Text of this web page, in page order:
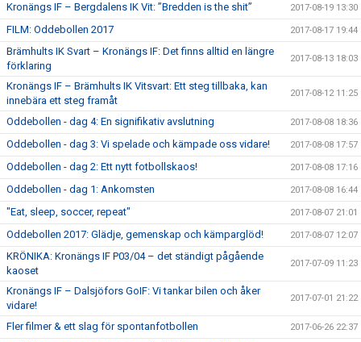
Kronängs IF – Bergdalens IK Vit: ”Bredden is the shit” 2017-08-19 13:30
FILM: Oddebollen 2017 2017-08-17 19:44
Brämhults IK Svart – Kronängs IF: Det finns alltid en längre
förklaring
2017-08-13 18:03
Kronängs IF – Brämhults IK Vitsvart: Ett steg tillbaka, kan
innebära ett steg framåt
2017-08-12 11:25
Oddebollen - dag 4: En signifikativ avslutning 2017-08-08 18:36
Oddebollen - dag 3: Vi spelade och kämpade oss vidare! 2017-08-08 17:57
Oddebollen - dag 2: Ett nytt fotbollskaos! 2017-08-08 17:16
Oddebollen - dag 1: Ankomsten 2017-08-08 16:44
"Eat, sleep, soccer, repeat" 2017-08-07 21:01
Oddebollen 2017: Glädje, gemenskap och kämparglöd! 2017-08-07 12:07
KRÖNIKA: Kronängs IF P03/04 – det ständigt pågående
kaoset
2017-07-09 11:23
Kronängs IF – Dalsjöfors GoIF: Vi tankar bilen och åker
vidare!
2017-07-01 21:22
Fler filmer & ett slag för spontanfotbollen 2017-06-26 22:37